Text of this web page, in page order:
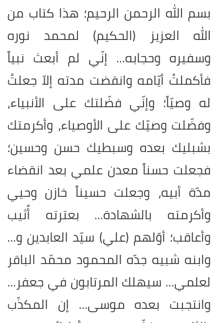
بسم الله الرحمن الرحيم؛ هذا كتاب من
الله العزيز (الحكيم) لمحمد نوره
وسفيره وحجابه... إنّي لم أبعث نبياً
فأكملتُ أيّامه وانقضت مدته إلاّ جعلتُ
له وصيّاً؛ وإنّي فضّلتك على الأنبياء،
وفضّلت وصيّك على الأوصياء، وأكرمتك
بشبليك بعده وسبطيك حسن وحسين؛
فجعلت حسناً معدن علمي بعد انقضاء
مدّة أبيه، وجعلت حسيناً خازن وحيي
وأكرمته بالشهادة... بعترته أُثيب
وأعاقب؛ أوّلهم (علي) سيّد العابدين و...
وابنه شبيه جدّه المحمود محمّد الباقر
لعلمي... سيهلك المرتابون في جعفر...
وانتجبت بعده موسى... إن المكذّب